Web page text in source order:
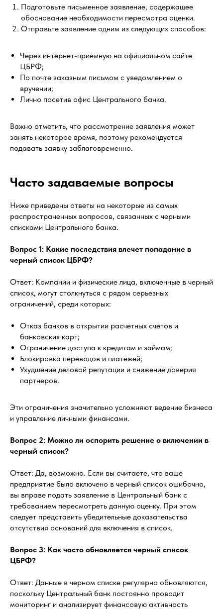
Подготовьте письменное заявление, содержащее
обоснование необходимости пересмотра оценки.
Отправьте заявление одним из следующих способов:
Через интернет-приемную на официальном сайте
ЦБРФ;
По почте заказным письмом с уведомлением о
вручении;
Лично посетив офис Центрального банка.
Важно отметить, что рассмотрение заявления может
занять некоторое время, поэтому рекомендуется
подавать заявку заблаговременно.
Часто задаваемые вопросы
Ниже приведены ответы на некоторые из самых
распространенных вопросов, связанных с черными
списками Центрального банка.
Вопрос 1: Какие последствия влечет попадание в
черный список ЦБРФ?
Ответ: Компании и физические лица, включенные в черный
список, могут столкнуться с рядом серьезных
ограничений, среди которых:
Отказ банков в открытии расчетных счетов и
банковских карт;
Ограничение доступа к кредитам и займам;
Блокировка переводов и платежей;
Ухудшение деловой репутации и снижение доверия
партнеров.
Эти ограничения значительно усложняют ведение бизнеса
и управление личными финансами.
Вопрос 2: Можно ли оспорить решение о включении в
черный список?
Ответ: Да, возможно. Если вы считаете, что ваше
предприятие было включено в черный список ошибочно,
вы вправе подать заявление в Центральный банк с
требованием пересмотреть данную оценку. При этом
следует представить убедительные доказательства
отсутствия оснований для включения в список.
Вопрос 3: Как часто обновляется черный список
ЦБРФ?
Ответ: Данные в черном списке регулярно обновляются,
поскольку Центральный банк постоянно проводит
мониторинг и анализирует финансовую активность